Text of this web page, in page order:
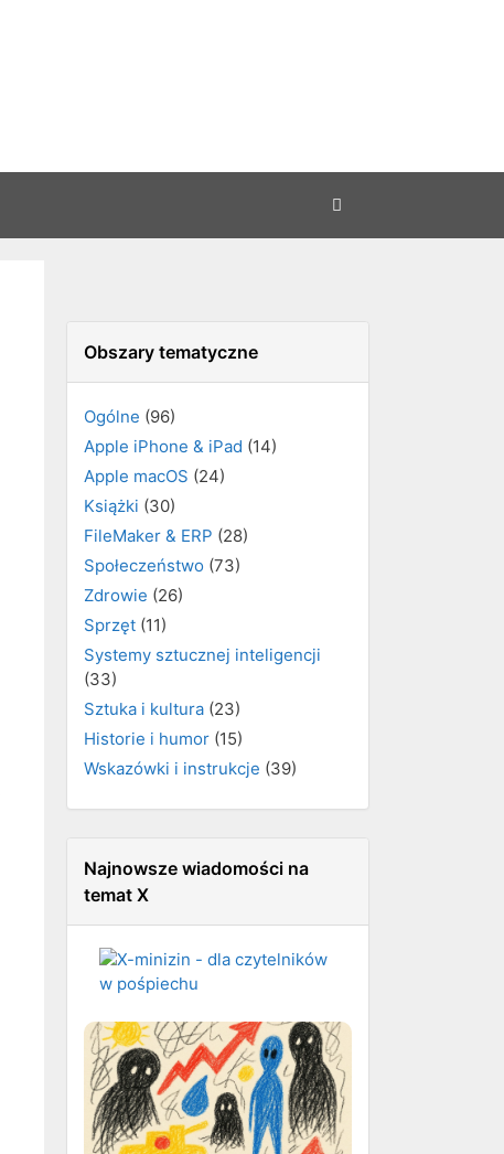
Obszary tematyczne
Ogólne (96)
Apple iPhone & iPad (14)
Apple macOS (24)
Książki (30)
FileMaker & ERP (28)
Społeczeństwo (73)
Zdrowie (26)
Sprzęt (11)
Systemy sztucznej inteligencji
(33)
Sztuka i kultura (23)
Historie i humor (15)
Wskazówki i instrukcje (39)
Najnowsze wiadomości na
temat X